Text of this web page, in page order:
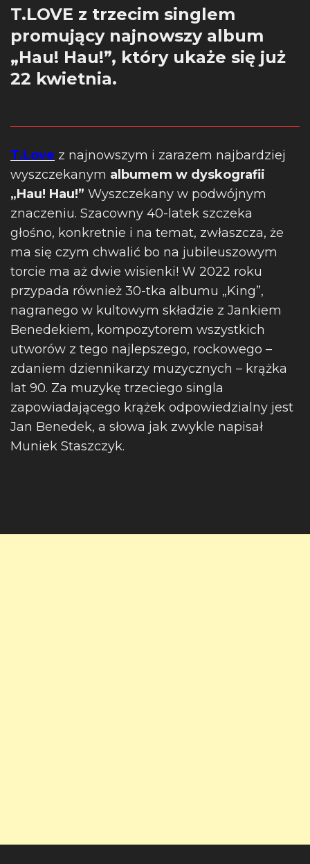
T.LOVE z trzecim singlem
promujący najnowszy album
„Hau! Hau!”, który ukaże się już
22 kwietnia.
T.Love z najnowszym i zarazem najbardziej
wyszczekanym albumem w dyskografii
„Hau! Hau!” Wyszczekany w podwójnym
znaczeniu. Szacowny 40-latek szczeka
głośno, konkretnie i na temat, zwłaszcza, że
ma się czym chwalić bo na jubileuszowym
torcie ma aż dwie wisienki! W 2022 roku
przypada również 30-tka albumu „King”,
nagranego w kultowym składzie z Jankiem
Benedekiem, kompozytorem wszystkich
utworów z tego najlepszego, rockowego –
zdaniem dziennikarzy muzycznych – krążka
lat 90. Za muzykę trzeciego singla
zapowiadającego krążek odpowiedzialny jest
Jan Benedek, a słowa jak zwykle napisał
Muniek Staszczyk.